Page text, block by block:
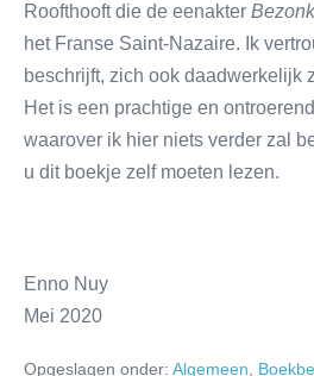
Roofthooft die de eenakter
het Franse Saint-Nazaire. Ik
beschrijft, zich ook daadwerkelijk
Het is een prachtige en
waarover ik hier niets verder zal
u dit boekje zelf moeten lezen.
Enno Nuy
Mei 2020
Opgeslagen onder: Algemeen